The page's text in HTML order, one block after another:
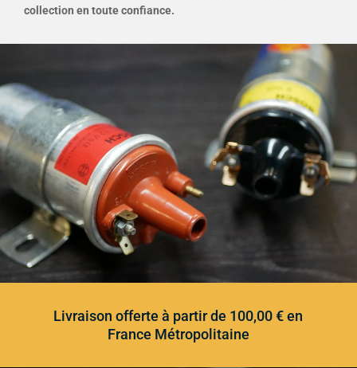
collection en toute confiance.
Livraison offerte à partir de 100,00 € en
France Métropolitaine